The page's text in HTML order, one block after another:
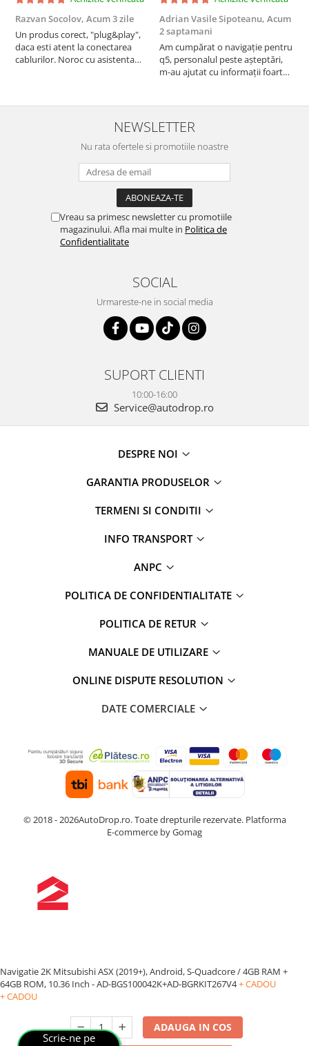
Razvan Socolov, Acum 3 zile
Un produs corect, "plug&play",
daca esti atent la conectarea
cablurilor. Noroc cu asistenta
atras atentia ca nu era conectat
cablul de video de la camera
Adrian Vasile Sipoteanu, Acum
2 saptamani
Am cumpărat o navigație pentru
q5, personalul peste așteptări,
m-au ajutat cu informații foarte
serviabili, livrare rapidă, suport
tehnic, totul impecabil, o să revin
la ei și pentru vi...
NEWSLETTER
Nu rata ofertele si promotiile noastre
Vreau sa primesc newsletter cu promotiile
magazinului. Afla mai multe in Politica de
Confidentialitate
SOCIAL
Urmareste-ne in social media
SUPORT CLIENTI
10:00-16:00
Service@autodrop.ro
DESPRE NOI
GARANTIA PRODUSELOR
TERMENI SI CONDITII
INFO TRANSPORT
ANPC
POLITICA DE CONFIDENTIALITATE
POLITICA DE RETUR
MANUALE DE UTILIZARE
ONLINE DISPUTE RESOLUTION
DATE COMERCIALE
© 2018 - 2026AutoDrop.ro. Toate drepturile rezervate. Platforma
E-commerce by Gomag
Scrie-ne pe
Navigatie 2K Mitsubishi ASX (2019+), Android, S-Quadcore / 4GB RAM +
64GB ROM, 10.36 Inch - AD-BGS100042K+AD-BGRKIT267V4+ CADOU
+ CADOU
ADAUGA IN COS